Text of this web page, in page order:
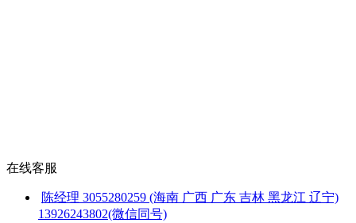
在线客服
陈经理 3055280259 (海南 广西 广东 吉林 黑龙江 辽宁)
13926243802(微信同号)